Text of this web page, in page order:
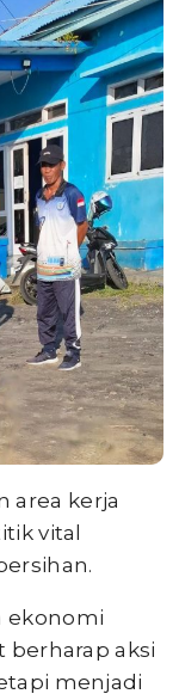
area kerja
vital
ekonomi
berharap aksi
menjadi